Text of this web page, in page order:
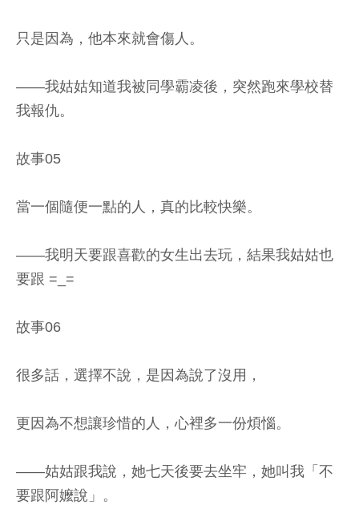
只是因為，他本來就會傷人。
——我姑姑知道我被同學霸凌後，突然跑來學校替
我報仇。
故事05
當一個隨便一點的人，真的比較快樂。
——我明天要跟喜歡的女生出去玩，結果我姑姑也
要跟 =_=
故事06
很多話，選擇不說，是因為說了沒用，
更因為不想讓珍惜的人，心裡多一份煩惱。
——姑姑跟我說，她七天後要去坐牢，她叫我「不
要跟阿嬤說」。